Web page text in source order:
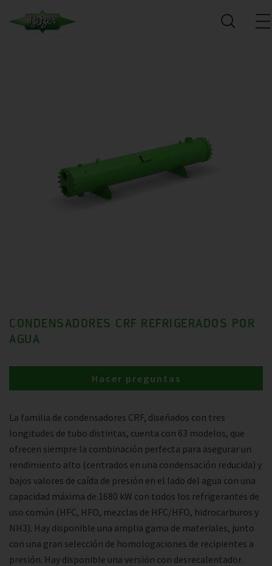
CONDENSADORES CRF REFRIGERADOS POR
AGUA
La familia de condensadores CRF, diseñados con tres
longitudes de tubo distintas, cuenta con 63 modelos, que
ofrecen siempre la combinación perfecta para asegurar un
rendimiento alto (centrados en una condensación reducida) y
bajos valores de caída de presión en el lado del agua con una
capacidad máxima de 1680 kW con todos los refrigerantes de
uso común (HFC, HFO, mezclas de HFC/HFO, hidrocarburos y
NH3). Hay disponible una amplia gama de materiales, junto
con una gran selección de homologaciones de recipientes a
presión. Hay disponible una versión con desrecalentador.
Hacer preguntas